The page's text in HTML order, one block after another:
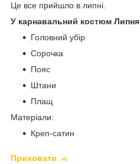
Це все прийшло в липні.
У карнавальний костюм Липня
Головний убір
Сорочка
Пояс
Штани
Плащ
Матеріали:
Креп-сатин
Приховати